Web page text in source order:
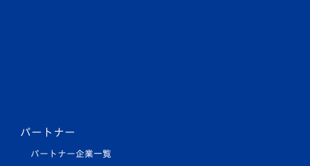
パートナー
パートナー企業一覧